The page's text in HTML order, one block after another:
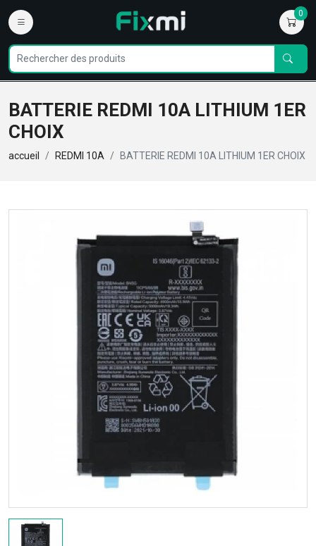
0
BATTERIE REDMI 10A LITHIUM 1ER
CHOIX
accueil REDMI 10A BATTERIE REDMI 10A LITHIUM 1ER CHOIX